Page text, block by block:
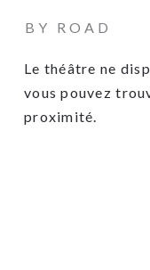
BY ROAD
Le théâtre ne
vous pouvez
proximité.